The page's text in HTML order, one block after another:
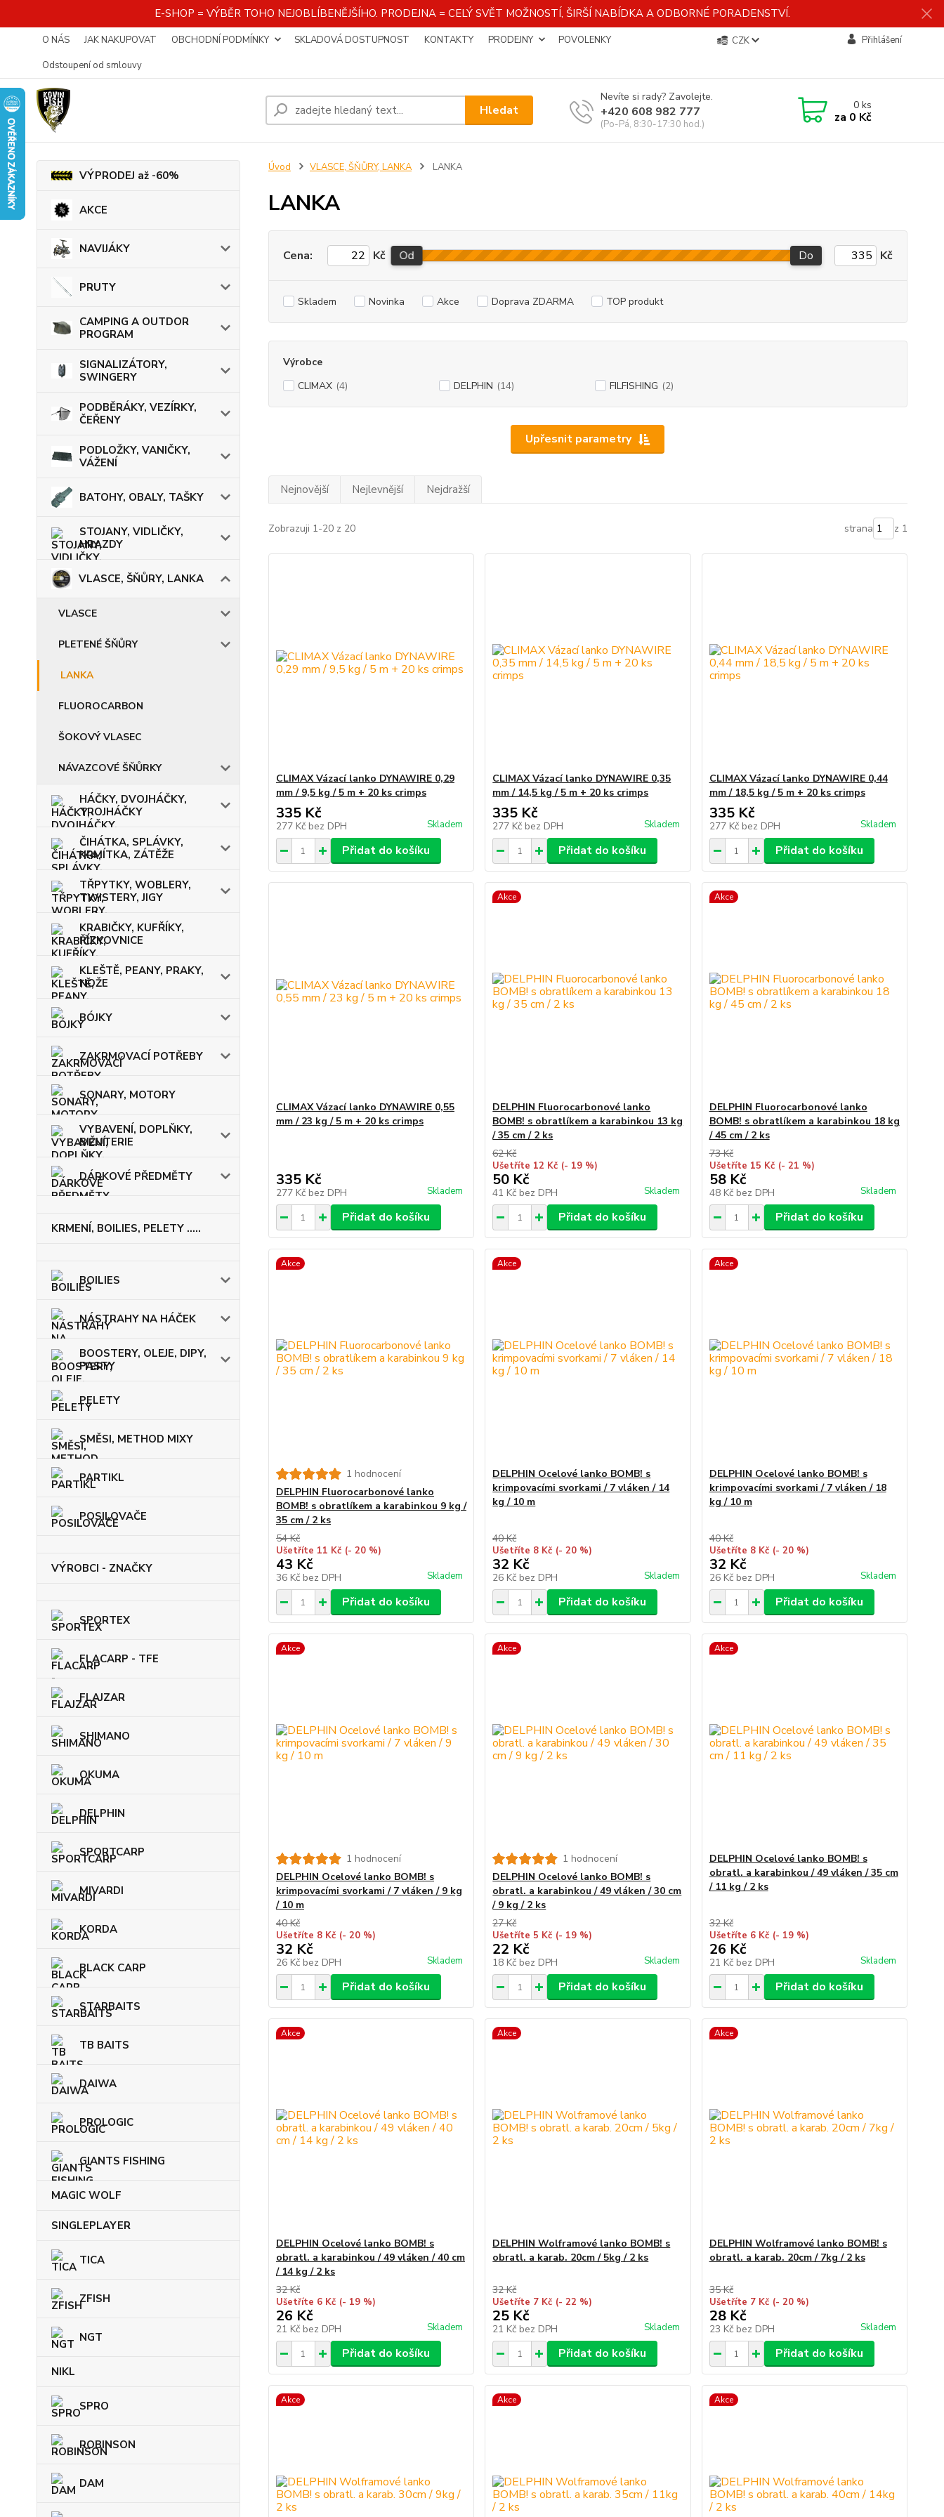
E-SHOP = VÝBĚR TOHO NEJOBLÍBENĚJŠÍHO. PRODEJNA = CELÝ SVĚT MOŽNOSTÍ, ŠIRŠÍ NABÍDKA A ODBORNÉ PORADENSTVÍ.
O NÁS JAK NAKUPOVAT OBCHODNÍ PODMÍNKY SKLADOVÁ DOSTUPNOST KONTAKTY PRODEJNY
POVOLENKY
Odstoupení od smlouvy
CZK Přihlášení
Hledat
Nevíte si rady? Zavolejte.
+420 608 982 777
(Po-Pá, 8:30-17:30 hod.)
0ks
za 0 Kč
VÝPRODEJ až -60%
AKCE
NAVIJÁKY
PRUTY
CAMPING A OUTDOR
PROGRAM
SIGNALIZÁTORY,
SWINGERY
PODBĚRÁKY, VEZÍRKY,
ČEŘENY
PODLOŽKY, VANIČKY,
VÁŽENÍ
BATOHY, OBALY, TAŠKY
STOJANY, VIDLIČKY,
HRAZDY
VLASCE, ŠŇŮRY, LANKA
VLASCE
PLETENÉ ŠŇŮRY
LANKA
FLUOROCARBON
ŠOKOVÝ VLASEC
NÁVAZCOVÉ ŠŇŮRKY
HÁČKY, DVOJHÁČKY,
TROJHÁČKY
ČIHÁTKA, SPLÁVKY,
KRMÍTKA, ZÁTĚŽE
TŘPYTKY, WOBLERY,
TWISTERY, JIGY
KRABIČKY, KUFŘÍKY,
ŘÍZKOVNICE
KLEŠTĚ, PEANY, PRAKY,
NOŽE
BÓJKY
ZAKRMOVACÍ POTŘEBY
SONARY, MOTORY
VYBAVENÍ, DOPLŇKY,
BIŽUTERIE
DÁRKOVÉ PŘEDMĚTY
KRMENÍ, BOILIES, PELETY .....
BOILIES
NÁSTRAHY NA HÁČEK
BOOSTERY, OLEJE, DIPY,
PASTY
PELETY
SMĚSI, METHOD MIXY
PARTIKL
POSILOVAČE
VÝROBCI - ZNAČKY
SPORTEX
FLACARP - TFE
FLAJZAR
SHIMANO
OKUMA
DELPHIN
SPORTCARP
MIVARDI
KORDA
BLACK CARP
STARBAITS
TB BAITS
DAIWA
PROLOGIC
GIANTS FISHING
MAGIC WOLF
SINGLEPLAYER
TICA
ZFISH
NGT
NIKL
SPRO
ROBINSON
DAM
Úvod VLASCE, ŠŇŮRY, LANKA LANKA
LANKA
Upřesnit parametry
Cena: Kč Od Do Kč
Skladem Novinka Akce Doprava ZDARMA TOP produkt
Výrobce
CLIMAX (4) DELPHIN (14) FILFISHING (2)
Nejnovější Nejlevnější Nejdražší
Zobrazuji 1-20 z 20 strana z 1
CLIMAX Vázací lanko DYNAWIRE 0,29
mm / 9,5 kg / 5 m + 20 ks crimps
335 Kč
277 Kč bez DPH Skladem
Přidat do košíku
CLIMAX Vázací lanko DYNAWIRE 0,35
mm / 14,5 kg / 5 m + 20 ks crimps
335 Kč
277 Kč bez DPH Skladem
Přidat do košíku
CLIMAX Vázací lanko DYNAWIRE 0,44
mm / 18,5 kg / 5 m + 20 ks crimps
335 Kč
277 Kč bez DPH Skladem
Přidat do košíku
CLIMAX Vázací lanko DYNAWIRE 0,55
mm / 23 kg / 5 m + 20 ks crimps
335 Kč
277 Kč bez DPH Skladem
Přidat do košíku
Akce
DELPHIN Fluorocarbonové lanko
BOMB! s obratlíkem a karabinkou 13 kg
/ 35 cm / 2 ks
62 Kč
Ušetříte 12 Kč (- 19 %)
50 Kč
41 Kč bez DPH Skladem
Přidat do košíku
Akce
DELPHIN Fluorocarbonové lanko
BOMB! s obratlíkem a karabinkou 18 kg
/ 45 cm / 2 ks
73 Kč
Ušetříte 15 Kč (- 21 %)
58 Kč
48 Kč bez DPH Skladem
Přidat do košíku
Akce
1 hodnocení
DELPHIN Fluorocarbonové lanko
BOMB! s obratlíkem a karabinkou 9 kg /
35 cm / 2 ks
54 Kč
Ušetříte 11 Kč (- 20 %)
43 Kč
36 Kč bez DPH Skladem
Přidat do košíku
Akce
DELPHIN Ocelové lanko BOMB! s
krimpovacími svorkami / 7 vláken / 14
kg / 10 m
40 Kč
Ušetříte 8 Kč (- 20 %)
32 Kč
26 Kč bez DPH Skladem
Přidat do košíku
Akce
DELPHIN Ocelové lanko BOMB! s
krimpovacími svorkami / 7 vláken / 18
kg / 10 m
40 Kč
Ušetříte 8 Kč (- 20 %)
32 Kč
26 Kč bez DPH Skladem
Přidat do košíku
Akce
1 hodnocení
DELPHIN Ocelové lanko BOMB! s
krimpovacími svorkami / 7 vláken / 9 kg
/ 10 m
40 Kč
Ušetříte 8 Kč (- 20 %)
32 Kč
26 Kč bez DPH Skladem
Přidat do košíku
Akce
1 hodnocení
DELPHIN Ocelové lanko BOMB! s
obratl. a karabinkou / 49 vláken / 30 cm
/ 9 kg / 2 ks
27 Kč
Ušetříte 5 Kč (- 19 %)
22 Kč
18 Kč bez DPH Skladem
Přidat do košíku
Akce
DELPHIN Ocelové lanko BOMB! s
obratl. a karabinkou / 49 vláken / 35 cm
/ 11 kg / 2 ks
32 Kč
Ušetříte 6 Kč (- 19 %)
26 Kč
21 Kč bez DPH Skladem
Přidat do košíku
Akce
DELPHIN Ocelové lanko BOMB! s
obratl. a karabinkou / 49 vláken / 40 cm
/ 14 kg / 2 ks
32 Kč
Ušetříte 6 Kč (- 19 %)
26 Kč
21 Kč bez DPH Skladem
Přidat do košíku
Akce
DELPHIN Wolframové lanko BOMB! s
obratl. a karab. 20cm / 5kg / 2 ks
32 Kč
Ušetříte 7 Kč (- 22 %)
25 Kč
21 Kč bez DPH Skladem
Přidat do košíku
Akce
DELPHIN Wolframové lanko BOMB! s
obratl. a karab. 20cm / 7kg / 2 ks
35 Kč
Ušetříte 7 Kč (- 20 %)
28 Kč
23 Kč bez DPH Skladem
Přidat do košíku
Akce Akce Akce